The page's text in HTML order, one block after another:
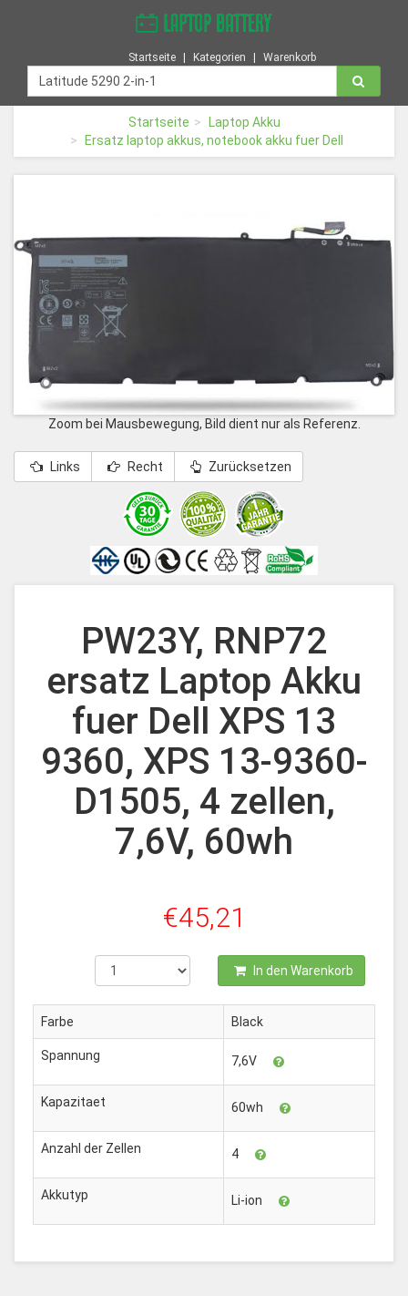
Startseite Kategorien Warenkorb
Startseite
Laptop Akku
Ersatz laptop akkus, notebook akku fuer Dell
Zoom bei Mausbewegung, Bild dient nur als Referenz.
Links Recht Zurücksetzen
PW23Y, RNP72
ersatz Laptop Akku
fuer Dell XPS 13
9360, XPS 13-9360-
D1505, 4 zellen,
7,6V, 60wh
€45,21
In den Warenkorb
Farbe Black
Spannung 7,6V
Kapazitaet 60wh
Anzahl der Zellen 4
Akkutyp Li-ion